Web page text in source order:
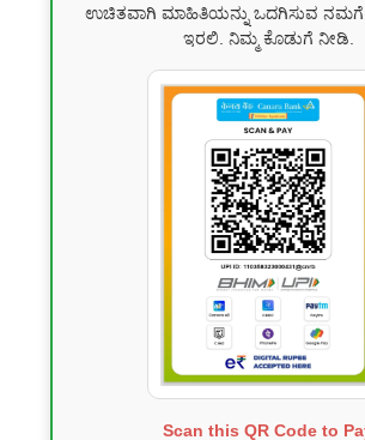
ಉಚಿತವಾಗಿ ಮಾಹಿತಿಯನ್ನು ಒದಗಿಸುವ
ಇರಲಿ. ನಿಮ್ಮ ಕೊಡುಗೆ ನೀಡಿ.
Scan this QR Code to